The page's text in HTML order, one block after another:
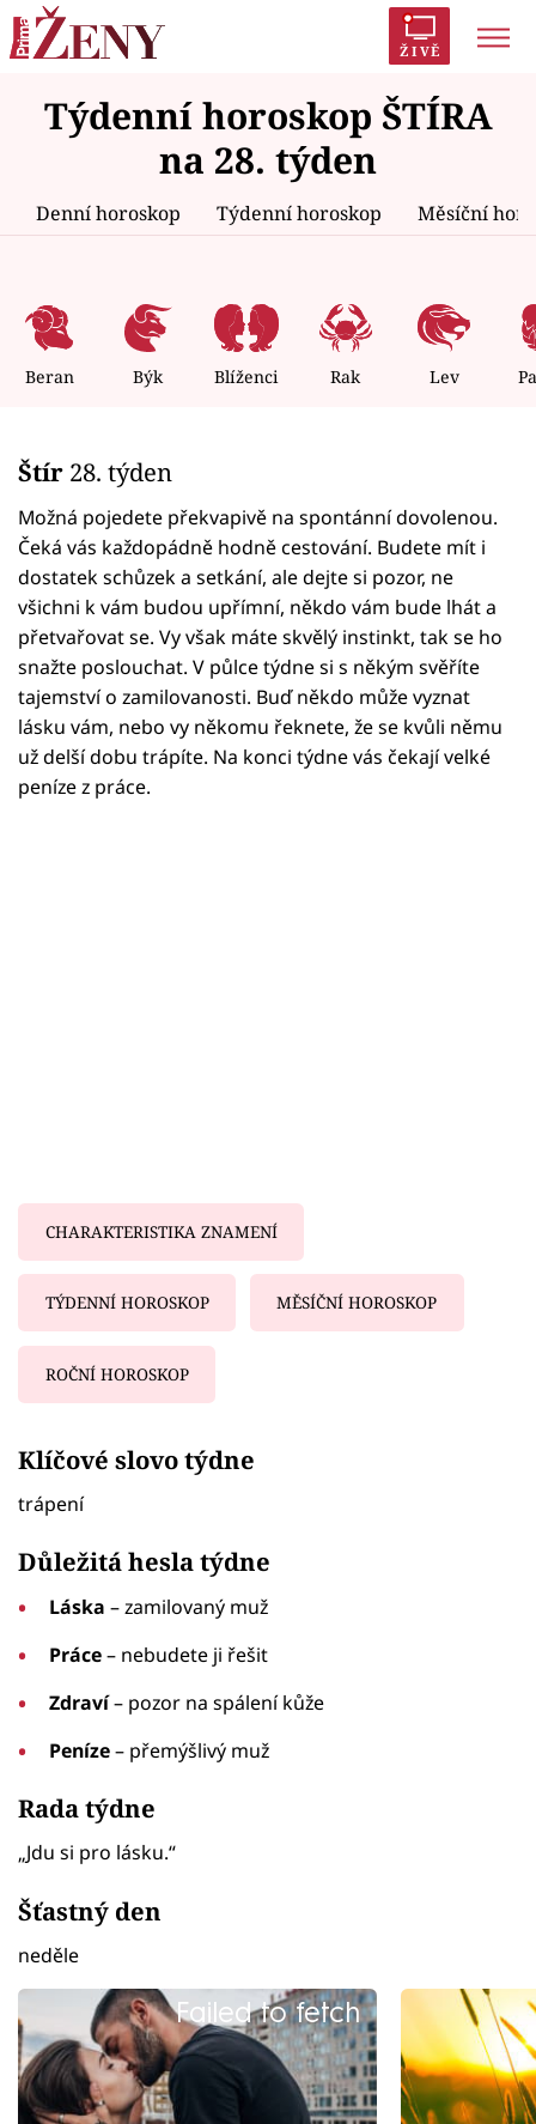
ŽIVĚ
Trendy: Polabí Inspekce Prostřeno!
AYTO?
Zrádci Proměny
Témata
Celebrity
Seriály
Horoskopy
Sledujte prima+
Filmový festival Karlovy Vary
Pořady
Mámy sobě
Týdenní horoskop ŠTÍRA
na 28. týden
Denní horoskop Týdenní horoskop Měsíční
Beran Býk Blíženci Rak Lev
Štír 28. týden
Možná pojedete překvapivě na spontánní dovolenou.
Čeká vás každopádně hodně cestování. Budete mít i
dostatek schůzek a setkání, ale dejte si pozor, ne
všichni k vám budou upřímní, někdo vám bude lhát a
přetvařovat se. Vy však máte skvělý instinkt, tak se ho
snažte poslouchat. V půlce týdne si s někým svěříte
tajemství o zamilovanosti. Buď někdo může vyznat
lásku vám, nebo vy někomu řeknete, že se kvůli němu
už delší dobu trápíte. Na konci týdne vás čekají velké
peníze z práce.
CHARAKTERISTIKA ZNAMENÍ
TÝDENNÍ HOROSKOP MĚSÍČNÍ HOROSKOP
ROČNÍ HOROSKOP
Klíčové slovo týdne
trápení
Důležitá hesla týdne
Láska – zamilovaný muž
Práce– nebudete ji řešit
Zdraví– pozor na spálení kůže
Peníze– přemýšlivý muž
Rada týdne
„Jdu si pro lásku.“
Šťastný den
neděle
Failed to fetch